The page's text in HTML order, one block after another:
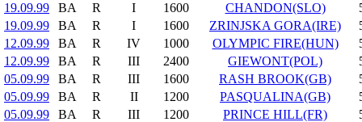
19.09.99
BA R I 1600 CHANDON(SLO)
19.09.99
BA R I 1600 ZRINJSKA GORA(IRE)
12.09.99
BA R IV 1000 OLYMPIC FIRE(HUN)
12.09.99
BA R III 2400 GIEWONT(POL)
05.09.99
BA R III 1600 RASH BROOK(GB)
05.09.99
BA R II 1200 PASQUALINA(GB)
05.09.99
BA R III 1200 PRINCE HILL(FR)